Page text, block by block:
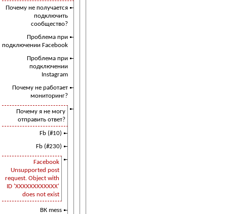
Почему не получается
подключить
сообщество?
Проблема при
подключении Facebook
Проблема при
подключении
Instagram
Почему не работает
мониторинг?
Почему я не могу
отправить ответ?
Fb (#10)
Fb (#230)
Facebook
Unsupported post
request. Object with
ID 'XXXXXXXXXXXX'
does not exist
ВК mess